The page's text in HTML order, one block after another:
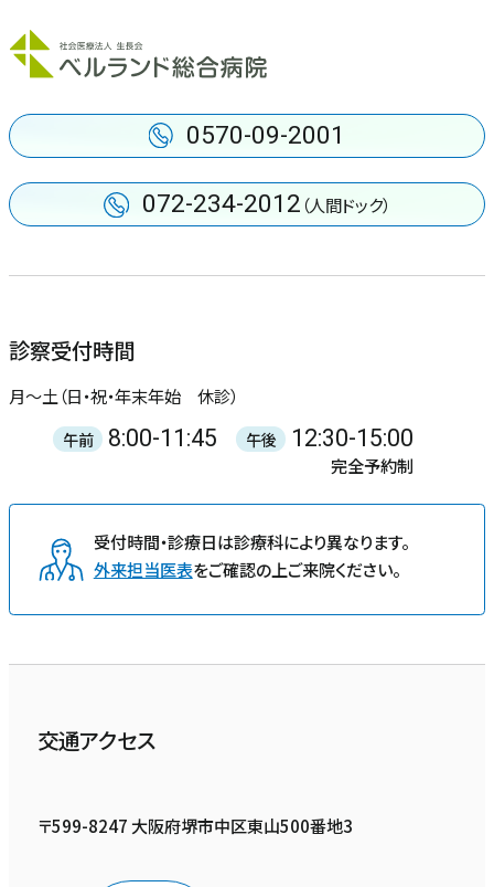
診察受付時間
月〜土（日・祝・年末年始 休診）
午前 8:00-11:45 午後 12:30-15:00
完全予約制
受付時間・診療日は診療科により異なります。
外来担当医表をご確認の上ご来院ください。
交通アクセス
〒599-8247 大阪府堺市中区東山500番地3
0570-09-2001
072-234-2012 （人間ドック）